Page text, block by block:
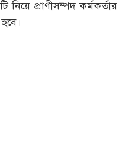
প্রাণীসম্পদ কর্মকর্তার